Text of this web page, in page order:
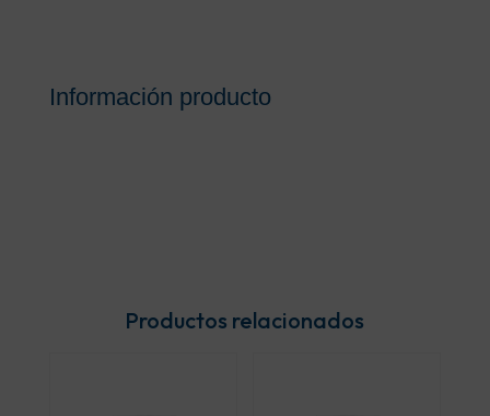
Información producto
Productos relacionados